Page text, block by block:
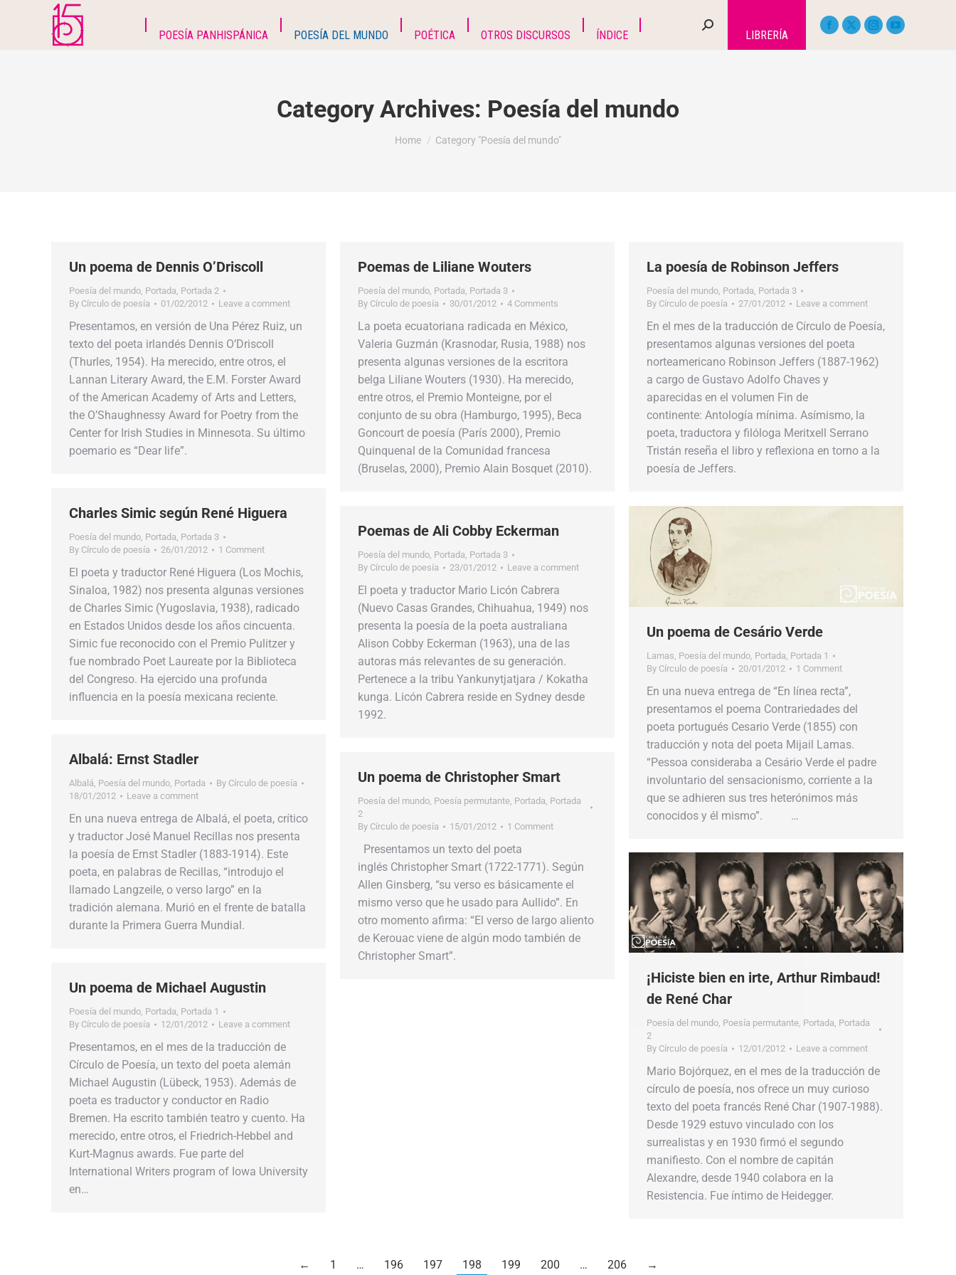
POESÍA PANHISPÁNICA POESÍA DEL MUNDO POÉTICA OTROS DISCURSOS ÍNDICE LIBRERÍA
Category Archives: Poesía del mundo
You are here:
Home Category "Poesía del mundo"
Un poema de Dennis O’Driscoll
Poesía del mundo, Portada, Portada 2
By Círculo de poesía 01/02/2012 Leave a comment
Presentamos, en versión de Una Pérez Ruiz, un
texto del poeta irlandés Dennis O’Driscoll
(Thurles, 1954). Ha merecido, entre otros, el
Lannan Literary Award, the E.M. Forster Award
of the American Academy of Arts and Letters,
the O’Shaughnessy Award for Poetry from the
Center for Irish Studies in Minnesota. Su último
poemario es “Dear life”.
Poemas de Liliane Wouters
Poesía del mundo, Portada, Portada 3
By Círculo de poesía 30/01/2012 4 Comments
La poeta ecuatoriana radicada en México,
Valeria Guzmán (Krasnodar, Rusia, 1988) nos
presenta algunas versiones de la escritora
belga Liliane Wouters (1930). Ha merecido,
entre otros, el Premio Monteigne, por el
conjunto de su obra (Hamburgo, 1995), Beca
Goncourt de poesía (París 2000), Premio
Quinquenal de la Comunidad francesa
(Bruselas, 2000), Premio Alain Bosquet (2010).
La poesía de Robinson Jeffers
Poesía del mundo, Portada, Portada 3
By Círculo de poesía 27/01/2012 Leave a comment
En el mes de la traducción de Círculo de Poesía,
presentamos algunas versiones del poeta
norteamericano Robinson Jeffers (1887-1962)
a cargo de Gustavo Adolfo Chaves y
aparecidas en el volumen Fin de
continente: Antología mínima. Asímismo, la
poeta, traductora y filóloga Meritxell Serrano
Tristán reseña el libro y reflexiona en torno a la
poesía de Jeffers.
Charles Simic según René Higuera
Poesía del mundo, Portada, Portada 3
By Círculo de poesía 26/01/2012 1 Comment
El poeta y traductor René Higuera (Los Mochis,
Sinaloa, 1982) nos presenta algunas versiones
de Charles Simic (Yugoslavia, 1938), radicado
en Estados Unidos desde los años cincuenta.
Simic fue reconocido con el Premio Pulitzer y
fue nombrado Poet Laureate por la Biblioteca
del Congreso. Ha ejercido una profunda
influencia en la poesía mexicana reciente.
Poemas de Ali Cobby Eckerman
Poesía del mundo, Portada, Portada 3
By Círculo de poesía 23/01/2012 Leave a comment
El poeta y traductor Mario Licón Cabrera
(Nuevo Casas Grandes, Chihuahua, 1949) nos
presenta la poesía de la poeta australiana
Alison Cobby Eckerman (1963), una de las
autoras más relevantes de su generación.
Pertenece a la tribu Yankunytjatjara / Kokatha
kunga. Licón Cabrera reside en Sydney desde
1992.
Un poema de Cesário Verde
Lamas Poesía del mundo Portada Portada 1
By Círculo de poesía 20/01/2012 1 Comment
En una nueva entrega de “En línea recta”,
presentamos el poema Contrariedades del
poeta portugués Cesario Verde (1855) con
traducción y nota del poeta Mijail Lamas.
“Pessoa consideraba a Cesário Verde el padre
involuntario del sensacionismo, corriente a la
que se adhieren sus tres heterónimos más
conocidos y él mismo”. …
Albalá: Ernst Stadler
Albalá, Poesía del mundo, Portada By Círculo de poesía
18/01/2012
Leave a comment
En una nueva entrega de Albalá, el poeta, crítico
y traductor José Manuel Recillas nos presenta
la poesía de Ernst Stadler (1883-1914). Este
poeta, en palabras de Recillas, “introdujo el
llamado Langzeile, o verso largo” en la
tradición alemana. Murió en el frente de batalla
durante la Primera Guerra Mundial.
Un poema de Christopher Smart
Poesía del mundo, Poesía permutante, Portada, Portada
2
By Círculo de poesía 15/01/2012 1 Comment
Presentamos un texto del poeta
inglés Christopher Smart (1722-1771). Según
Allen Ginsberg, “su verso es básicamente el
mismo verso que he usado para Aullido”. En
otro momento afirma: “El verso de largo aliento
de Kerouac viene de algún modo también de
Christopher Smart”.
¡Hiciste bien en irte, Arthur Rimbaud!
de René Char
Poesía del mundo Poesía permutante Portada Portada
2
By Círculo de poesía 12/01/2012 Leave a comment
Mario Bojórquez, en el mes de la traducción de
círculo de poesía, nos ofrece un muy curioso
texto del poeta francés René Char (1907-1988).
Desde 1929 estuvo vinculado con los
surrealistas y en 1930 firmó el segundo
manifiesto. Con el nombre de capitán
Alexandre, desde 1940 colabora en la
Resistencia. Fue íntimo de Heidegger.
Un poema de Michael Augustin
Poesía del mundo, Portada, Portada 1
By Círculo de poesía 12/01/2012 Leave a comment
Presentamos, en el mes de la traducción de
Círculo de Poesía, un texto del poeta alemán
Michael Augustin (Lübeck, 1953). Además de
poeta es traductor y conductor en Radio
Bremen. Ha escrito también teatro y cuento. Ha
merecido, entre otros, el Friedrich-Hebbel and
Kurt-Magnus awards. Fue parte del
International Writers program of Iowa University
en…
← 1 … 196 197 198 199 200 … 206 →